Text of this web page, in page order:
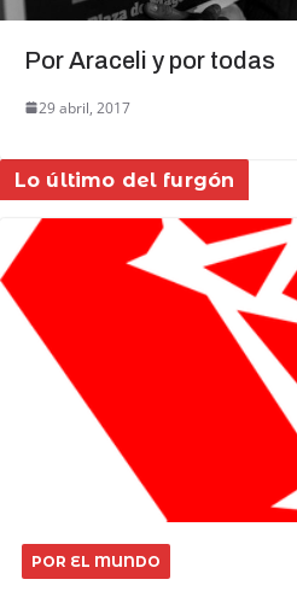
Por Araceli y por todas
29 abril, 2017
Lo último del furgón
POR EL MUNDO